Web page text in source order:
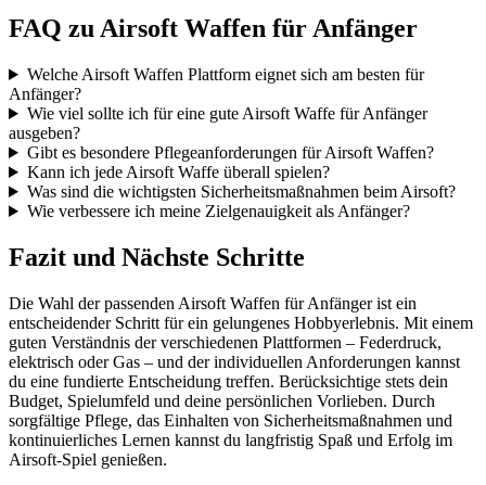
FAQ zu Airsoft Waffen für Anfänger
Welche Airsoft Waffen Plattform eignet sich am besten für
Anfänger?
Wie viel sollte ich für eine gute Airsoft Waffe für Anfänger
ausgeben?
Gibt es besondere Pflegeanforderungen für Airsoft Waffen?
Kann ich jede Airsoft Waffe überall spielen?
Was sind die wichtigsten Sicherheitsmaßnahmen beim Airsoft?
Wie verbessere ich meine Zielgenauigkeit als Anfänger?
Fazit und Nächste Schritte
Die Wahl der passenden Airsoft Waffen für Anfänger ist ein
entscheidender Schritt für ein gelungenes Hobbyerlebnis. Mit einem
guten Verständnis der verschiedenen Plattformen – Federdruck,
elektrisch oder Gas – und der individuellen Anforderungen kannst
du eine fundierte Entscheidung treffen. Berücksichtige stets dein
Budget, Spielumfeld und deine persönlichen Vorlieben. Durch
sorgfältige Pflege, das Einhalten von Sicherheitsmaßnahmen und
kontinuierliches Lernen kannst du langfristig Spaß und Erfolg im
Airsoft-Spiel genießen.